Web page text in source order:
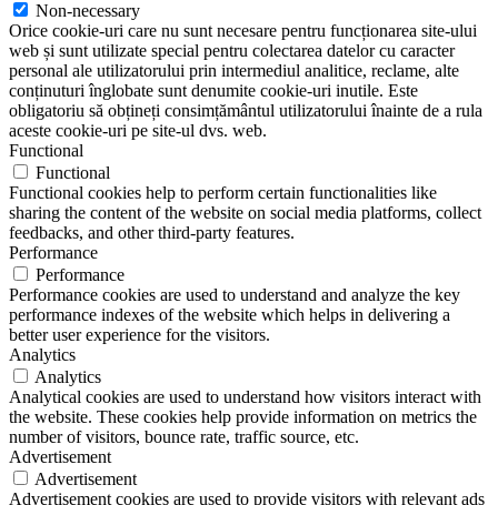
Non-necessary
Orice cookie-uri care nu sunt necesare pentru funcționarea site-ului
web și sunt utilizate special pentru colectarea datelor cu caracter
personal ale utilizatorului prin intermediul analitice, reclame, alte
conținuturi înglobate sunt denumite cookie-uri inutile. Este
obligatoriu să obțineți consimțământul utilizatorului înainte de a rula
aceste cookie-uri pe site-ul dvs. web.
Functional
Functional
Functional cookies help to perform certain functionalities like
sharing the content of the website on social media platforms, collect
feedbacks, and other third-party features.
Performance
Performance
Performance cookies are used to understand and analyze the key
performance indexes of the website which helps in delivering a
better user experience for the visitors.
Analytics
Analytics
Analytical cookies are used to understand how visitors interact with
the website. These cookies help provide information on metrics the
number of visitors, bounce rate, traffic source, etc.
Advertisement
Advertisement
Advertisement cookies are used to provide visitors with relevant ads